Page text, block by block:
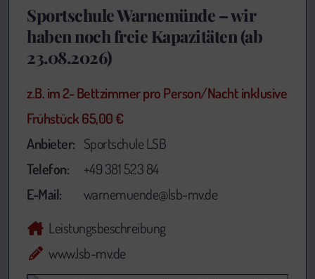
Sportschule Warnemünde – wir
haben noch freie Kapazitäten (ab
23.08.2026)
z.B. im 2- Bettzimmer pro Person/Nacht inklusive
Frühstück 65,00 €
Anbieter: Sportschule LSB
Telefon:
+49 381 523 84
E-Mail:
warnemuende@lsb-mv.de
Leistungsbeschreibung
www.lsb-mv.de